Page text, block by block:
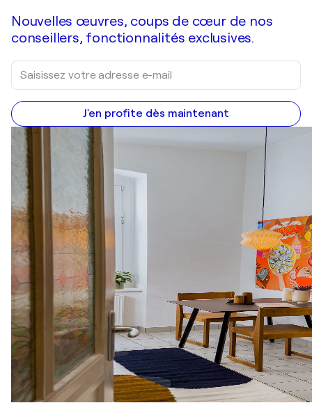
Nouvelles œuvres, coups de cœur de nos
conseillers, fonctionnalités exclusives.
J'en profite dès maintenant